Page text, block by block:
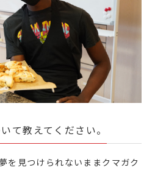
て教えてください。
を見つけられないままクマガク